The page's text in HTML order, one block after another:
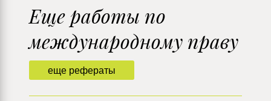
еще рефераты
Еще работы по
международному праву